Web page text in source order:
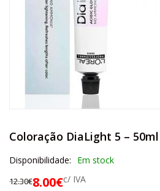
Coloração DiaLight 5 – 50ml
Disponibilidade: Em stock
12.30€8.00€c/ IVA